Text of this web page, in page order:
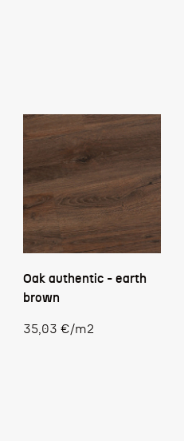
Oak authentic - earth
brown
Stückpreis
35,03 €/m2